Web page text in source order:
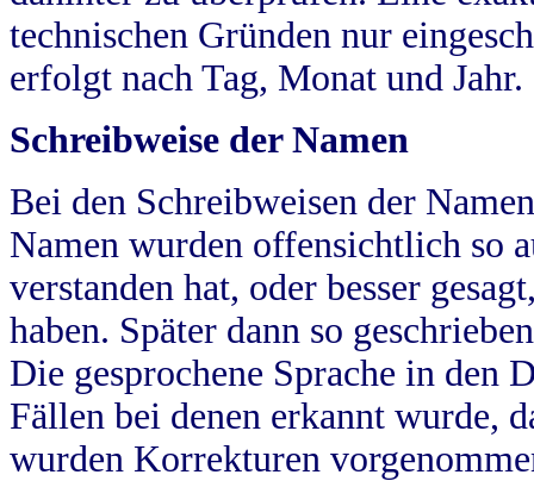
technischen Gründen nur
erfolgt nach Tag, Monat und Jahr.
Schreibweise der Namen
Bei den Schreibweisen der
Namen wurden offensichtlich so
verstanden hat, oder besser
haben. Später dann so
Die gesprochene Sprache in
Fällen bei denen erkannt wurde,
wurden Korrekturen